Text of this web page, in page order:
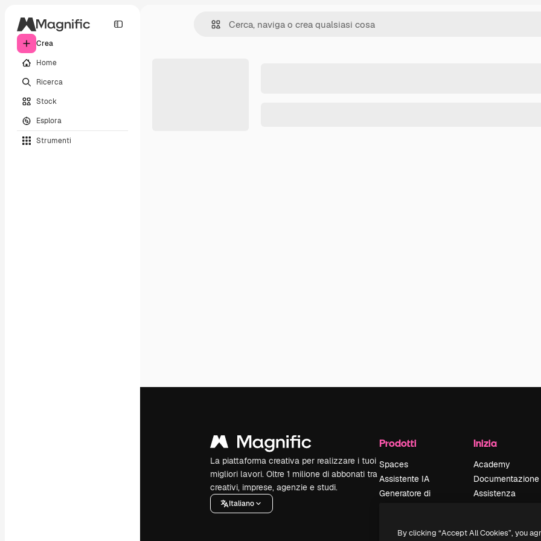
Crea
Home
Ricerca
Stock
Esplora
Strumenti
La piattaforma creativa per realizzare i tuoi
migliori lavori. Oltre 1 milione di abbonati tra
creativi, imprese, agenzie e studi.
Italiano
Prodotti
Spaces
Assistente IA
Generatore di
Inizia
Academy
Documentazione
Assistenza
Politica sulla
By clicking “Accept All Cookies”, you